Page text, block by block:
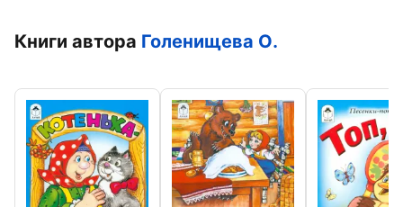
Книги автора Голенищева О.